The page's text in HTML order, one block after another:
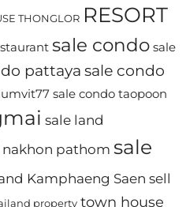
THONGLOR RESORT
sale condo sale
pattaya sale condo
sale condo taopoon
sale land
nakhon pathom sale
Kamphaeng Saen sell
property town house